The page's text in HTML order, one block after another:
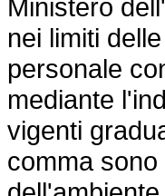
Ministero
nei limiti
personale
mediante
vigenti
comma